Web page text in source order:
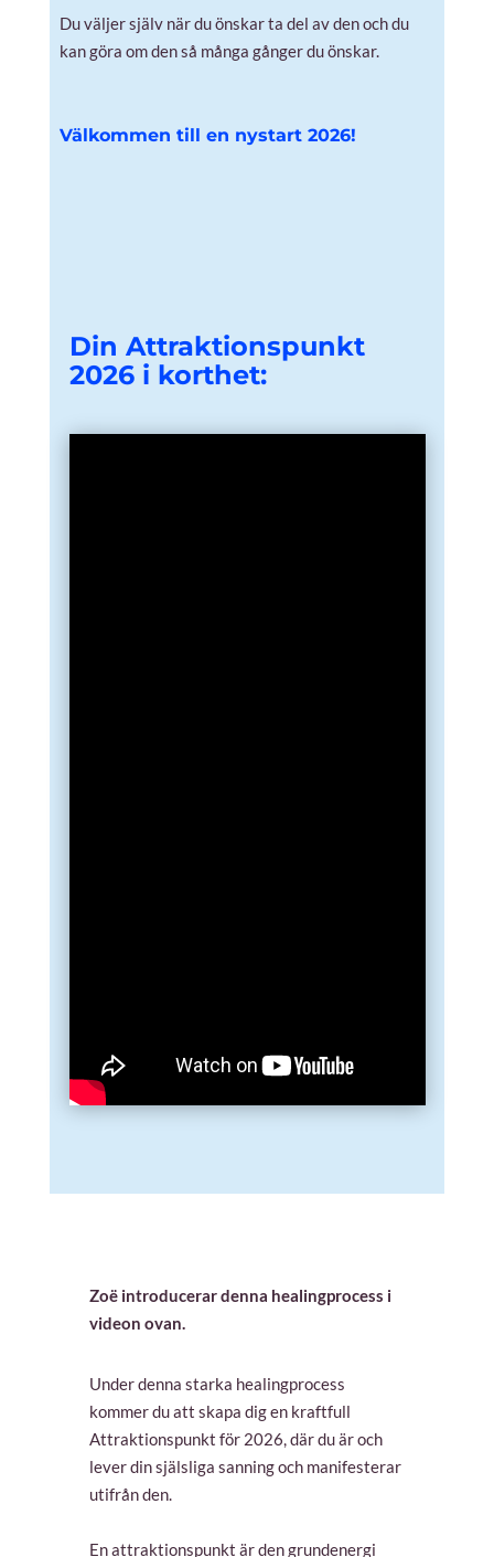
Du väljer själv när du önskar ta del av den och du
kan göra om den så många gånger du önskar.
Välkommen till en nystart 2026!
Din Attraktionspunkt
2026 i korthet:
Zoë introducerar denna healingprocess i
videon ovan.
Under denna starka healingprocess
kommer du att skapa dig en kraftfull
Attraktionspunkt för 2026, där du är och
lever din själsliga sanning och manifesterar
utifrån den.
En attraktionspunkt är den grundenergi